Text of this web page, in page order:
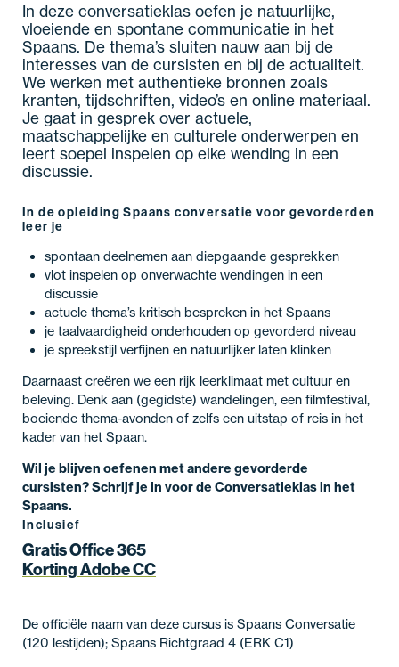
In deze conversatieklas oefen je natuurlijke,
vloeiende en spontane communicatie in het
Spaans. De thema’s sluiten nauw aan bij de
interesses van de cursisten en bij de actualiteit.
We werken met authentieke bronnen zoals
kranten, tijdschriften, video’s en online materiaal.
Je gaat in gesprek over actuele,
maatschappelijke en culturele onderwerpen en
leert soepel inspelen op elke wending in een
discussie.
In de opleiding Spaans conversatie voor gevorderden
leer je
spontaan deelnemen aan diepgaande gesprekken
vlot inspelen op onverwachte wendingen in een
discussie
actuele thema’s kritisch bespreken in het Spaans
je taalvaardigheid onderhouden op gevorderd niveau
je spreekstijl verfijnen en natuurlijker laten klinken
Daarnaast creëren we een rijk leerklimaat met cultuur en
beleving. Denk aan (gegidste) wandelingen, een filmfestival,
boeiende thema-avonden of zelfs een uitstap of reis in het
kader van het Spaan.
Wil je blijven oefenen met andere gevorderde
cursisten? Schrijf je in voor de Conversatieklas in het
Spaans.
Inclusief
Gratis Office 365
Korting Adobe CC
De officiële naam van deze cursus is Spaans Conversatie
(120 lestijden); Spaans Richtgraad 4 (ERK C1)